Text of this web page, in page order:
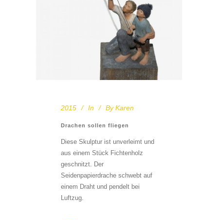
2015 In By Karen
Drachen sollen fliegen
Diese Skulptur ist unverleimt und
aus einem Stück Fichtenholz
geschnitzt. Der
Seidenpapierdrache schwebt auf
einem Draht und pendelt bei
Luftzug.